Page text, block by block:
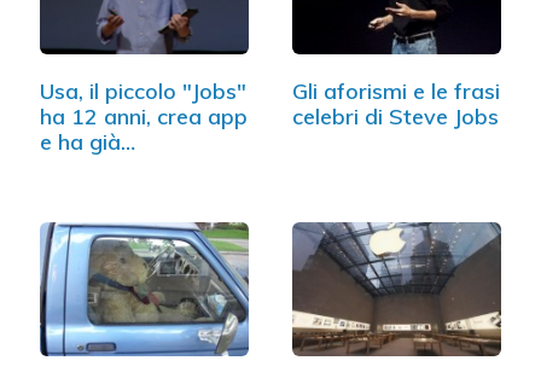
Usa, il piccolo "Jobs"
ha 12 anni, crea app
e ha già…
Gli aforismi e le frasi
celebri di Steve Jobs